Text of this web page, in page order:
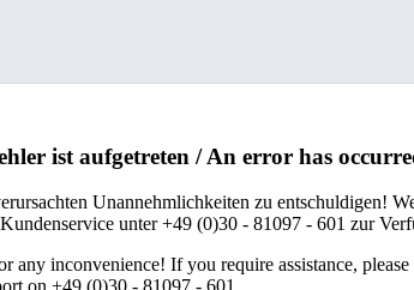
ist aufgetreten / An error has
Unannehmlichkeiten zu entschuldigen!
unter +49 (0)30 - 81097 - 601 zur
any inconvenience! If you require assistance,